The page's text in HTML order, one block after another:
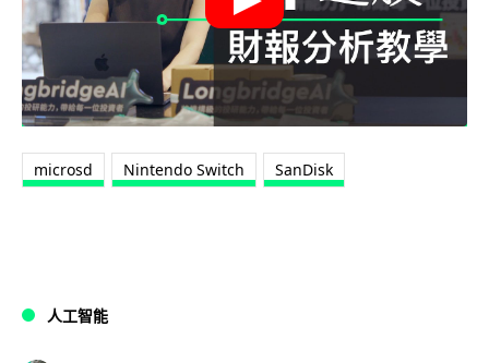
microsd Nintendo Switch SanDisk
人工智能